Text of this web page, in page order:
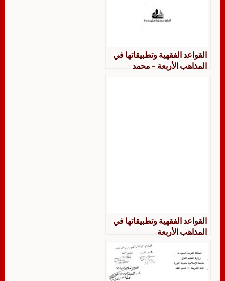
القواعد الفقهية وتطبيقاتها في
المذاهب الأربعة – محمد
القواعد الفقهية وتطبيقاتها في
المذاهب الأربعة